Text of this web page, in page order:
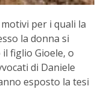
per i quali la
la donna si
figlio Gioele, o
di Daniele
esposto la tesi